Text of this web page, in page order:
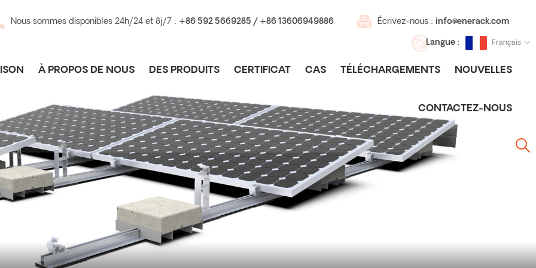
Nous sommes disponibles 24h/24 et 8j/7 : +86 592 5669285 / +86 13606949886 Écrivez-nous : info@enerack.com
Langue : Français
À PROPOS DE NOUS DES PRODUITS CERTIFICAT CAS TÉLÉCHARGEMENTS NOUVELLES
CONTACTEZ-NOUS